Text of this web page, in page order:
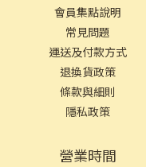
會員集點說明
常見問題
運送及付款方式
退換貨政策
條款與細則
隱私政策
營業時間